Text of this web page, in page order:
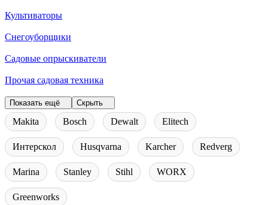
Культиваторы
Снегоуборщики
Садовые опрыскиватели
Прочая садовая техника
Показать ещё Скрыть
Makita Bosch Dewalt Elitech
Интерскол Husqvarna Karcher Redverg
Marina Stanley Stihl WORX
Greenworks